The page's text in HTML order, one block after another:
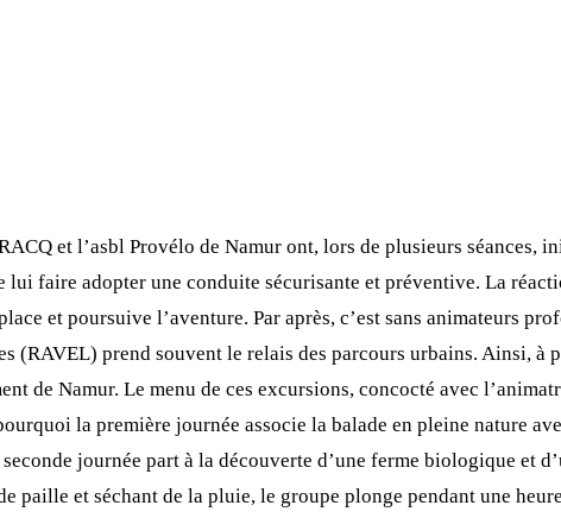
et l’asbl Provélo de Namur ont, lors de plusieurs séances,
faire adopter une conduite sécurisante et préventive. La
et poursuive l’aventure. Par après, c’est sans animateurs
(RAVEL) prend souvent le relais des parcours urbains. Ainsi, à
de Namur. Le menu de ces excursions, concocté avec
la première journée associe la balade en pleine nature
journée part à la découverte d’une ferme biologique et
paille et séchant de la pluie, le groupe plonge pendant une